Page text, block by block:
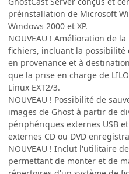
préinstallation de Microsoft
Windows 2000 et XP.
NOUVEAU ! Amélioration de
fichiers, incluant la possibilité
en provenance et à
que la prise en charge de
Linux EXT2/3.
NOUVEAU ! Possibilité de
images de Ghost à partir de
périphériques externes USB
externes CD ou DVD
NOUVEAU ! Inclut l'utilitaire
permettant de monter et de